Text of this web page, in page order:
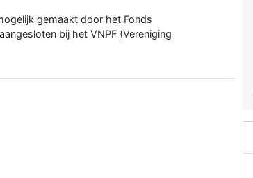
gemaakt door het Fonds
bij het VNPF (Vereniging